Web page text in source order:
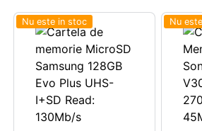
Nu este in stoc Nu